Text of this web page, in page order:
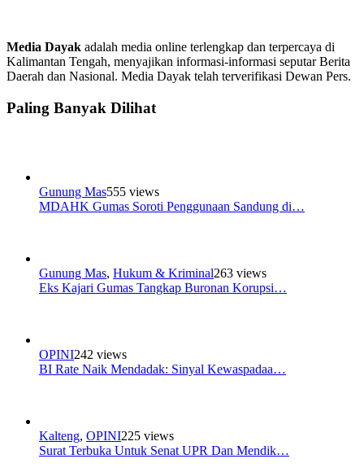
Media Dayak adalah media online terlengkap dan terpercaya di
Kalimantan Tengah, menyajikan informasi-informasi seputar Berita
Daerah dan Nasional. Media Dayak telah terverifikasi Dewan Pers.
Paling Banyak Dilihat
Gunung Mas555 views
MDAHK Gumas Soroti Penggunaan Sandung di…
Gunung Mas, Hukum & Kriminal263 views
Eks Kajari Gumas Tangkap Buronan Korupsi…
OPINI242 views
BI Rate Naik Mendadak: Sinyal Kewaspadaa…
Kalteng, OPINI225 views
Surat Terbuka Untuk Senat UPR Dan Mendik…